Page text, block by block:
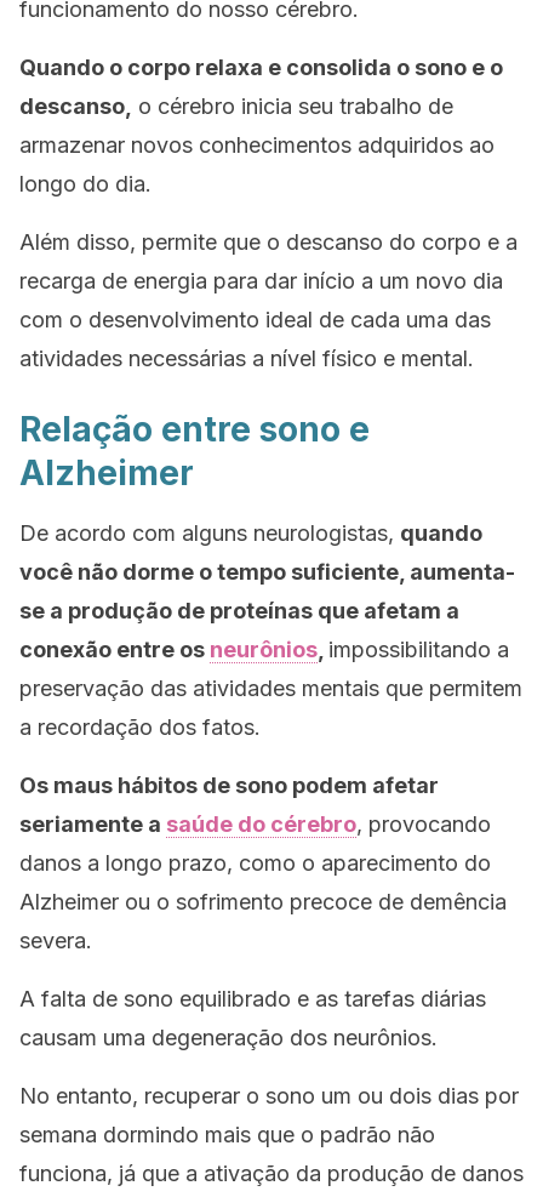
funcionamento do nosso cérebro.
Quando o corpo relaxa e consolida o sono e o
descanso, o cérebro inicia seu trabalho de
armazenar novos conhecimentos adquiridos ao
longo do dia.
Além disso, permite que o descanso do corpo e a
recarga de energia para dar início a um novo dia
com o desenvolvimento ideal de cada uma das
atividades necessárias a nível físico e mental.
Relação entre sono e
Alzheimer
De acordo com alguns neurologistas, quando
você não dorme o tempo suficiente, aumenta-
se a produção de proteínas que afetam a
conexão entre os neurônios impossibilitando a
preservação das atividades mentais que permitem
a recordação dos fatos.
Os maus hábitos de sono podem afetar
seriamente a saúde do cérebro, provocando
danos a longo prazo, como o aparecimento do
Alzheimer ou o sofrimento precoce de demência
severa.
A falta de sono equilibrado e as tarefas diárias
causam uma degeneração dos neurônios.
No entanto, recuperar o sono um ou dois dias por
semana dormindo mais que o padrão não
funciona, já que a ativação da produção de danos